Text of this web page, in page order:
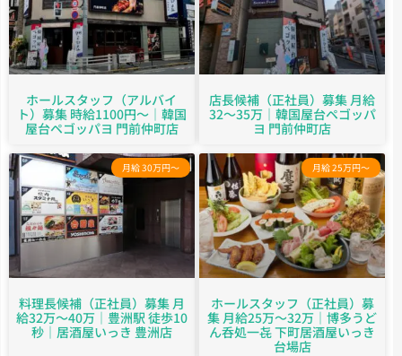
ホールスタッフ（アルバイ
ト）募集 時給1100円～｜韓国
屋台ペゴッパヨ 門前仲町店
店長候補（正社員）募集 月給
32～35万｜韓国屋台ペゴッパ
ヨ 門前仲町店
月給 30万円～
料理長候補（正社員）募集 月
給32万～40万｜豊洲駅 徒歩10
秒｜居酒屋いっき 豊洲店
月給 25万円～
ホールスタッフ（正社員）募
集 月給25万～32万｜博多うど
ん呑処一㐂 下町居酒屋いっき
台場店